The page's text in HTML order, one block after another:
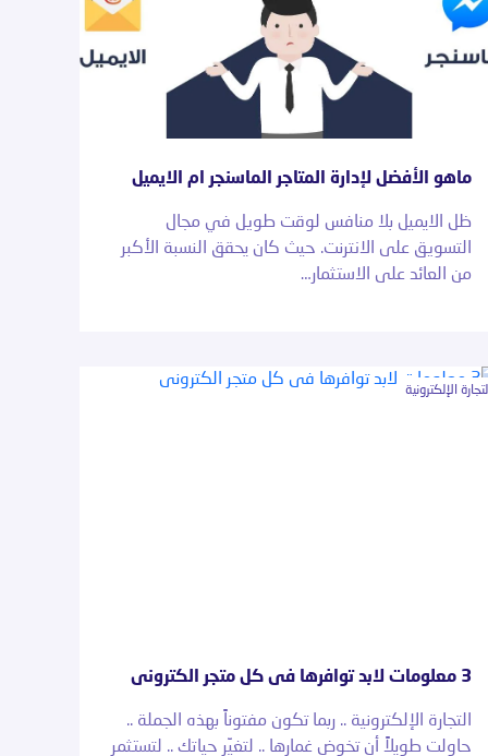
ماهو الأفضل لإدارة المتاجر الماسنجر ام الايميل
ظل الايميل بلا منافس لوقت طويل في مجال
التسويق على الانترنت. حيث كان يحقق النسبة الأكبر
من العائد على الاستثمار…
الإلكترونية
3 معلومات لابد توافرها فى كل متجر الكترونى
التجارة الإلكترونية .. ربما تكون مفتوناً بهذه الجملة ..
حاولت طويلاً أن تخوض غمارها .. لتغيِّر حياتك .. لتستثمر